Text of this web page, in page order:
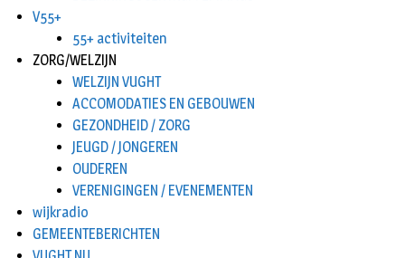
V55+
55+ activiteiten
ZORG/WELZIJN
WELZIJN VUGHT
ACCOMODATIES EN GEBOUWEN
GEZONDHEID / ZORG
JEUGD / JONGEREN
OUDEREN
VERENIGINGEN / EVENEMENTEN
wijkradio
GEMEENTEBERICHTEN